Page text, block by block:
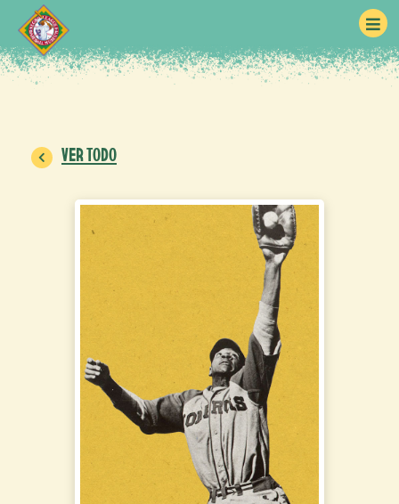
VER TODO
John Jordan O'Neil
(1911-2006)
Salón Nacional de la Fama del
Béisbol (Clase de 2022)
Perfil de la base de datos de las
Ligas Negras de Seamheads.com
Salón de la Fama